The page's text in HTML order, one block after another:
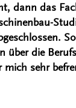
dann das
über die
sehr